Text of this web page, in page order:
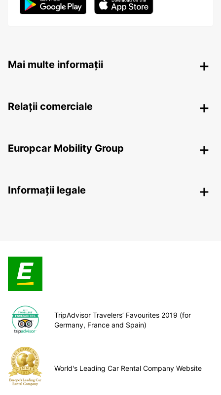
Mai multe informații
Relații comerciale
Europcar Mobility Group
Informații legale
TripAdvisor Travelers’ Favourites 2019 (for
Germany, France and Spain)
World's Leading Car Rental Company Website